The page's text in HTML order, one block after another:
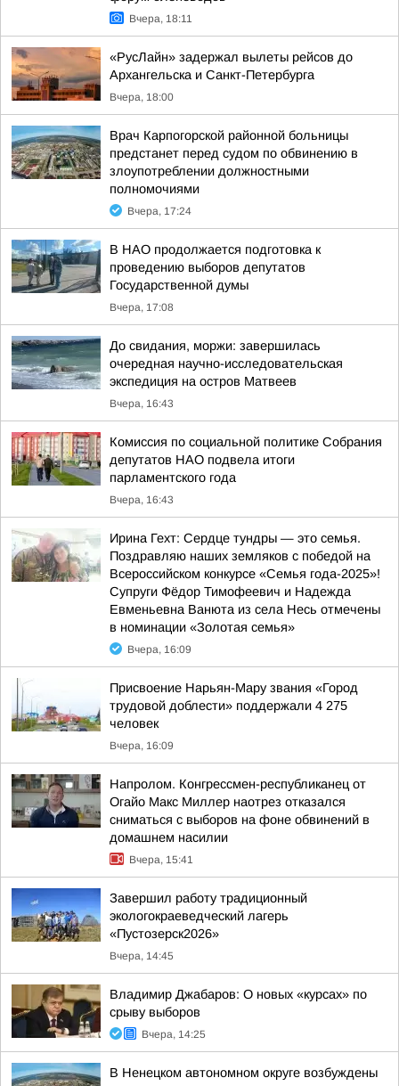
Вчера, 18:11
«РусЛайн» задержал вылеты рейсов до
Архангельска и Санкт-Петербурга
Вчера, 18:00
Врач Карпогорской районной больницы
предстанет перед судом по обвинению в
злоупотреблении должностными
полномочиями
Вчера, 17:24
В НАО продолжается подготовка к
проведению выборов депутатов
Государственной думы
Вчера, 17:08
До свидания, моржи: завершилась
очередная научно-исследовательская
экспедиция на остров Матвеев
Вчера, 16:43
Комиссия по социальной политике Собрания
депутатов НАО подвела итоги
парламентского года
Вчера, 16:43
Ирина Гехт: Сердце тундры — это семья.
Поздравляю наших земляков с победой на
Всероссийском конкурсе «Семья года-2025»!
Супруги Фёдор Тимофеевич и Надежда
Евменьевна Ванюта из села Несь отмечены
в номинации «Золотая семья»
Вчера, 16:09
Присвоение Нарьян-Мару звания «Город
трудовой доблести» поддержали 4 275
человек
Вчера, 16:09
Напролом. Конгрессмен-республиканец от
Огайо Макс Миллер наотрез отказался
сниматься с выборов на фоне обвинений в
домашнем насилии
Вчера, 15:41
Завершил работу традиционный
экологокраеведческий лагерь
«Пустозерск2026»
Вчера, 14:45
Владимир Джабаров: О новых «курсах» по
срыву выборов
Вчера, 14:25
В Ненецком автономном округе возбуждены